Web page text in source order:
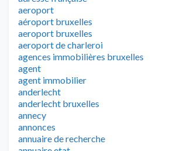
aeroport
aéroport bruxelles
aeroport bruxelles
aeroport de charleroi
agences immobilières bruxelles
agent
agent immobilier
anderlecht
anderlecht bruxelles
annecy
annonces
annuaire de recherche